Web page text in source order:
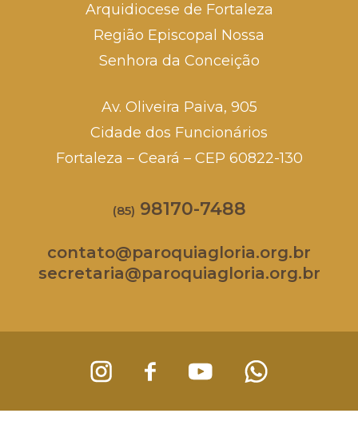
Arquidiocese de Fortaleza
Região Episcopal Nossa
Senhora da Conceição
Av. Oliveira Paiva, 905
Cidade dos Funcionários
Fortaleza – Ceará – CEP 60822-130
(85) 98170-7488
contato@paroquiagloria.org.br
secretaria@paroquiagloria.org.br